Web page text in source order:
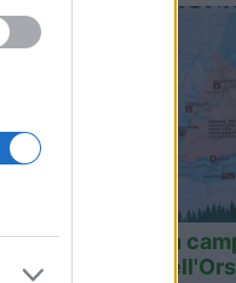
Finlandia in
sentiero